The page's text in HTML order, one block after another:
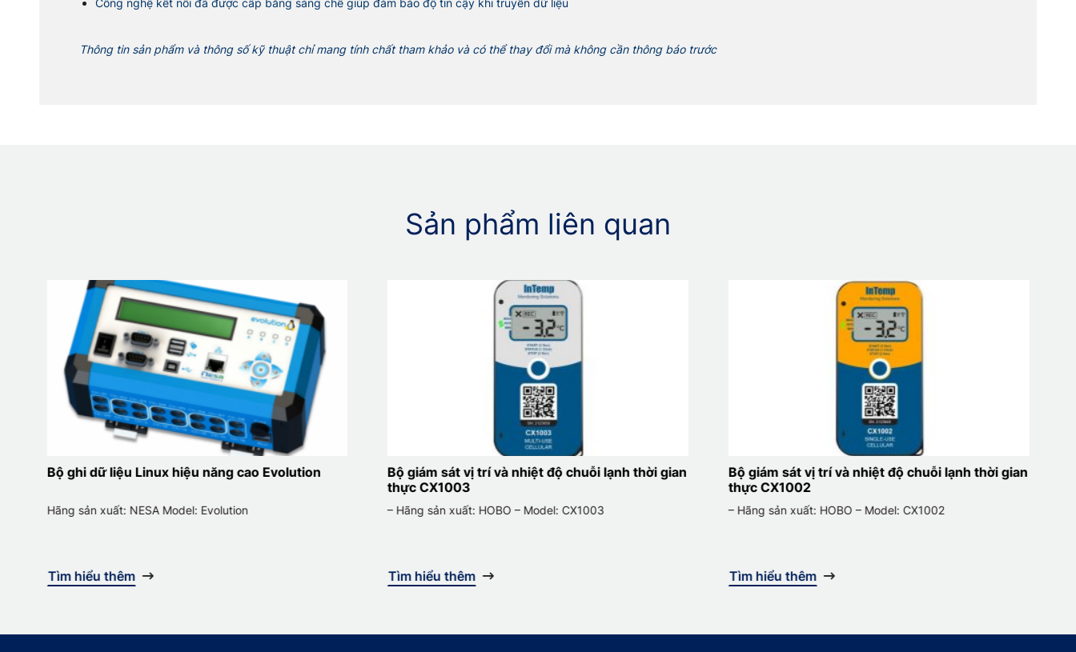
Thông tin sản phẩm và thông số kỹ thuật chỉ mang tính chất tham khảo và có thể thay đổi mà không cần thông báo trước
Sản phẩm liên quan
Bộ ghi dữ liệu Linux hiệu năng cao Evolution
Hãng sản xuất: NESA Model: Evolution
Tìm hiểu thêm
Bộ giám sát vị trí và nhiệt độ chuỗi lạnh thời gian
thực CX1003
– Hãng sản xuất: HOBO – Model: CX1003
Tìm hiểu thêm
Bộ giám sát vị trí và nhiệt độ chuỗi lạnh thời gian
thực CX1002
– Hãng sản xuất: HOBO – Model: CX1002
Tìm hiểu thêm